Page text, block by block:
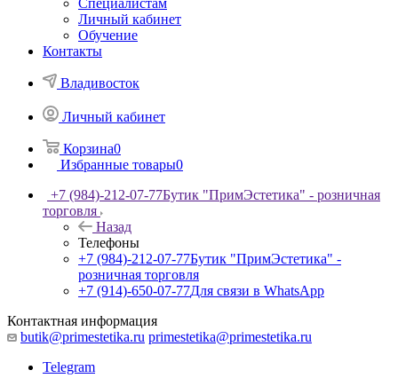
Специалистам
Личный кабинет
Обучение
Контакты
Владивосток
Личный кабинет
Корзина0
Избранные товары0
+7 (984)-212-07-77Бутик "ПримЭстетика" - розничная
торговля
Назад
Телефоны
+7 (984)-212-07-77Бутик "ПримЭстетика" -
розничная торговля
+7 (914)-650-07-77Для связи в WhatsApp
Контактная информация
butik@primestetika.ru primestetika@primestetika.ru
Telegram